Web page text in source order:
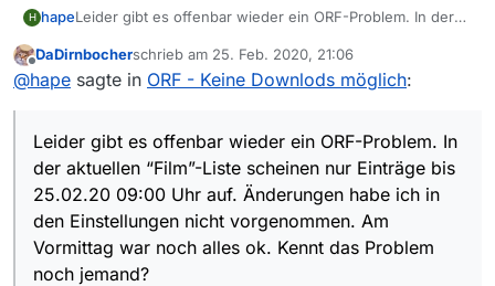
H hapeLeider gibt es offenbar wieder ein ORF-Problem. In der
09:00 Uhr auf. Änderungen habe ich in den
Einstellungen nicht vorgenommen. Am Vormittag war
Offline
DaDirnbocherschrieb am 25. Feb. 2020, 21:06
zuletzt editiert von
@hape sagte in ORF - Keine Downlods möglich:
Leider gibt es offenbar wieder ein ORF-Problem. In
der aktuellen “Film”-Liste scheinen nur Einträge bis
25.02.20 09:00 Uhr auf. Änderungen habe ich in
den Einstellungen nicht vorgenommen. Am
Vormittag war noch alles ok. Kennt das Problem
noch jemand?